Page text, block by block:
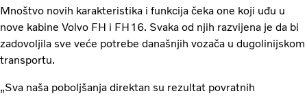
Mnoštvo novih karakteristika i funkcija čeka one koji uđu u
nove kabine Volvo FH i FH16. Svaka od njih razvijena je da bi
zadovoljila sve veće potrebe današnjih vozača u dugolinijskom
transportu.
„Sva naša poboljšanja direktan su rezultat povratnih